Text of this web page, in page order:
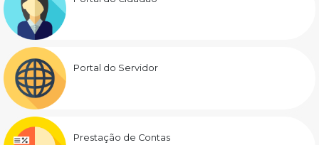
Portal do Servidor
Prestação de Contas